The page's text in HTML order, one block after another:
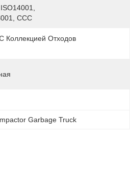
CCC
Коллекцией Отходов
Garbage Truck